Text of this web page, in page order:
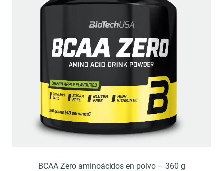
BCAA Zero aminoácidos en polvo – 360 g